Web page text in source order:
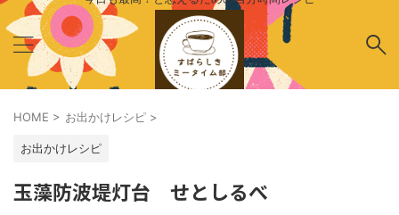
HOME > お出かけレシピ >
お出かけレシピ
玉藻防波堤灯台 せとしるべ